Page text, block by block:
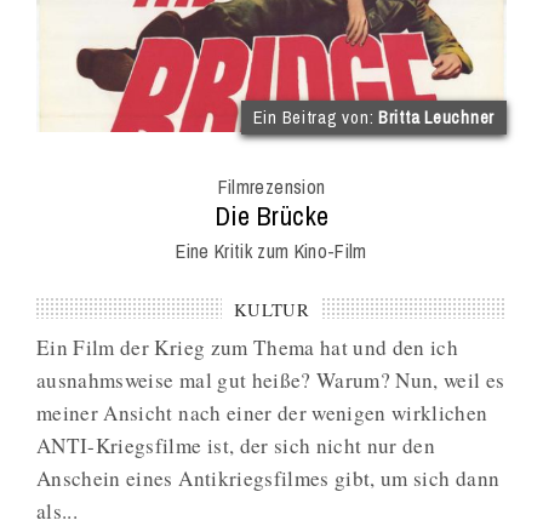
Ein Beitrag von:Britta Leuchner
Filmrezension
:
Die Brücke
Eine Kritik zum Kino-Film
KULTUR
Ein Film der Krieg zum Thema hat und den ich
ausnahmsweise mal gut heiße? Warum? Nun, weil es
meiner Ansicht nach einer der wenigen wirklichen
ANTI-Kriegsfilme ist, der sich nicht nur den
Anschein eines Antikriegsfilmes gibt, um sich dann
als...